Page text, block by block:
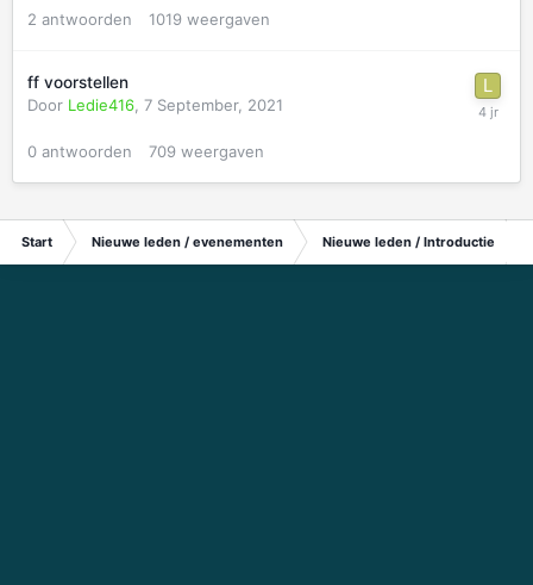
2 antwoorden 1019 weergaven
ff voorstellen
Door Ledie416, 7 September, 2021
0 antwoorden 709 weergaven
Start Nieuwe leden / evenementen Nieuwe leden / Introductie